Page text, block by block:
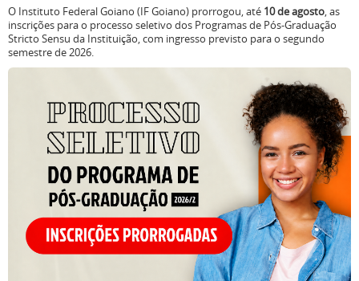
O Instituto Federal Goiano (IF Goiano) prorrogou, até 10 de agosto, as
inscrições para o processo seletivo dos Programas de Pós-Graduação
Stricto Sensu da Instituição, com ingresso previsto para o segundo
semestre de 2026.